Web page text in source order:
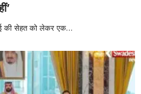
की सेहत को लेकर एक…